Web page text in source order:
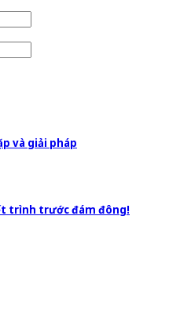
và giải pháp
trình trước đám đông!